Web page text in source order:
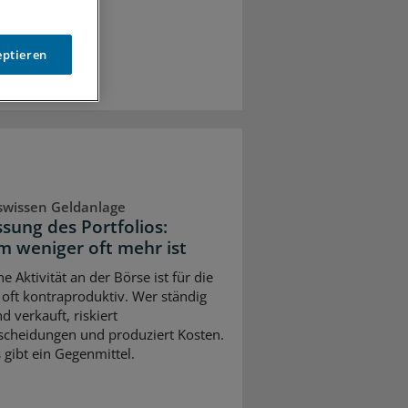
Geldanlage
des Portfolios:
weniger oft mehr ist
Aktivität an der Börse ist für die
oft kontraproduktiv. Wer ständig
verkauft, riskiert
und produziert Kosten.
gibt ein Gegenmittel.